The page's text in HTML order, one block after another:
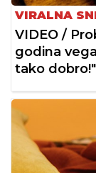
VIRALNA
VIDEO /
godina
tako dobro!"